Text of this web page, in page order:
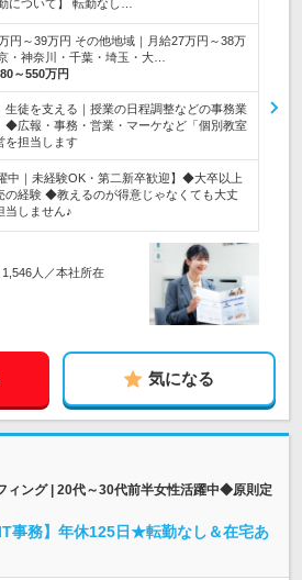
について】 転勤なし…
円～39万円 その他地域｜月給27万円～38万
・神奈川・千葉・埼玉・大…
～550万円
生徒を支える｜授業の日程調整などの事務業
◆広報・事務・営業・マーケなど「個別教室
を担当します
中｜未経験OK・第二新卒歓迎】◆大卒以上
経験 ◆教えるのが得意じゃなくても大丈
当しません♪
人／本社所在
気になる
ィング | 20代～30代前半女性活躍中◆原則定
事務】年休125日★転勤なし＆在宅あ